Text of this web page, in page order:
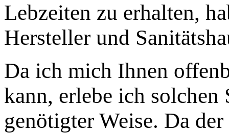
Lebzeiten zu erhalten,
Hersteller und
Da ich mich Ihnen
kann, erlebe ich solchen
genötigter Weise. Da